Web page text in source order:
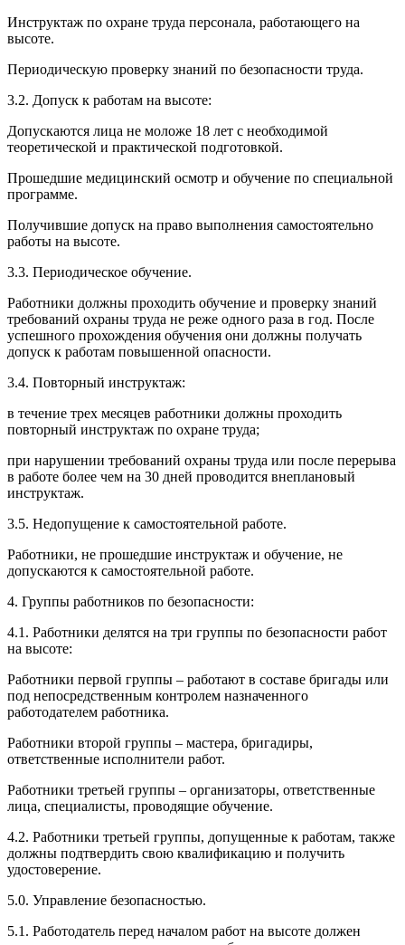
Инструктаж по охране труда персонала, работающего на
высоте.
Периодическую проверку знаний по безопасности труда.
3.2. Допуск к работам на высоте:
Допускаются лица не моложе 18 лет с необходимой
теоретической и практической подготовкой.
Прошедшие медицинский осмотр и обучение по специальной
программе.
Получившие допуск на право выполнения самостоятельно
работы на высоте.
3.3. Периодическое обучение.
Работники должны проходить обучение и проверку знаний
требований охраны труда не реже одного раза в год. После
успешного прохождения обучения они должны получать
допуск к работам повышенной опасности.
3.4. Повторный инструктаж:
в течение трех месяцев работники должны проходить
повторный инструктаж по охране труда;
при нарушении требований охраны труда или после перерыва
в работе более чем на 30 дней проводится внеплановый
инструктаж.
3.5. Недопущение к самостоятельной работе.
Работники, не прошедшие инструктаж и обучение, не
допускаются к самостоятельной работе.
4. Группы работников по безопасности:
4.1. Работники делятся на три группы по безопасности работ
на высоте:
Работники первой группы – работают в составе бригады или
под непосредственным контролем назначенного
работодателем работника.
Работники второй группы – мастера, бригадиры,
ответственные исполнители работ.
Работники третьей группы – организаторы, ответственные
лица, специалисты, проводящие обучение.
4.2. Работники третьей группы, допущенные к работам, также
должны подтвердить свою квалификацию и получить
удостоверение.
5.0. Управление безопасностью.
5.1. Работодатель перед началом работ на высоте должен